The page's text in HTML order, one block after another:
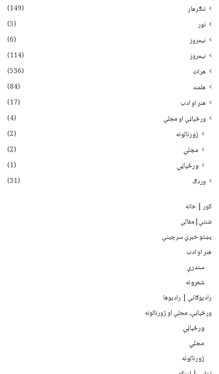
ننګرهار
(149)
نور
(5)
نيمروز
(6)
نیمروز
(114)
هرات
(536)
هلمند
(84)
هنر او ادب
(17)
ورځپاڼې او مجلې
(4)
ژورنالونه
(2)
مجلې
(2)
ورځپاڼې
(1)
وردګ
(31)
کور | خانه
شننې|مقالې
پښتو خبري سرچينې
هنر او ادب
سندرې
شعرونه
رادیوګانې | رادیوها
ورځپاڼې، مجلې او ژورنالونه
ورځپاڼې
مجلې
ژورنالونه